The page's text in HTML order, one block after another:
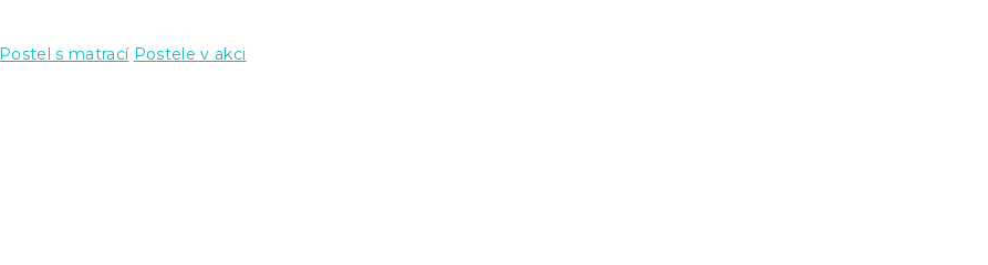
Postel s matrací Postele v akci